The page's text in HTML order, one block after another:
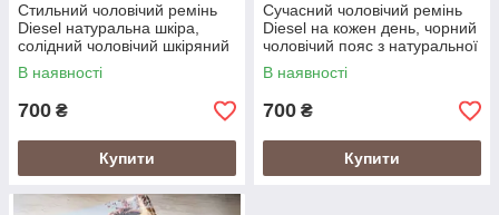
Стильний чоловічий ремінь
Diesel натуральна шкіра,
солідний чоловічий шкіряний
пояс, універсальний пояс на
кожен день
В наявності
700 ₴
Купити
Сучасний чоловічий ремінь
Diesel на кожен день, чорний
чоловічий пояс з натуральної
шкіри, ширина 3.8 см,
металева пряжка
В наявності
700 ₴
Купити